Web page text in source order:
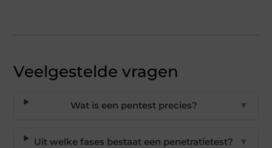
Veelgestelde vragen
Wat is een pentest precies? ▼
Uit welke fases bestaat een penetratietest? ▼